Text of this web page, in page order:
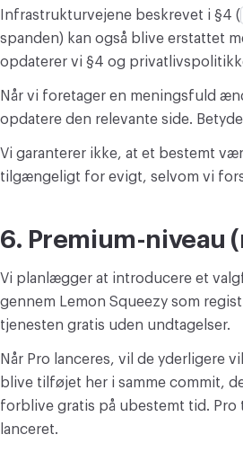
Infrastrukturvejene beskrevet i §4 (
spanden) kan også blive erstattet
opdaterer vi §4 og
Når vi foretager en meningsfuld
opdatere den relevante side.
Vi garanterer ikke, at et bestemt
tilgængeligt for evigt, selvom vi
6. Premium-niveau
Vi planlægger at introducere et
gennem Lemon Squeezy som
tjenesten gratis uden undtagelser.
Når Pro lanceres, vil de yderligere
blive tilføjet her i samme commit,
forblive gratis på ubestemt tid.
lanceret.